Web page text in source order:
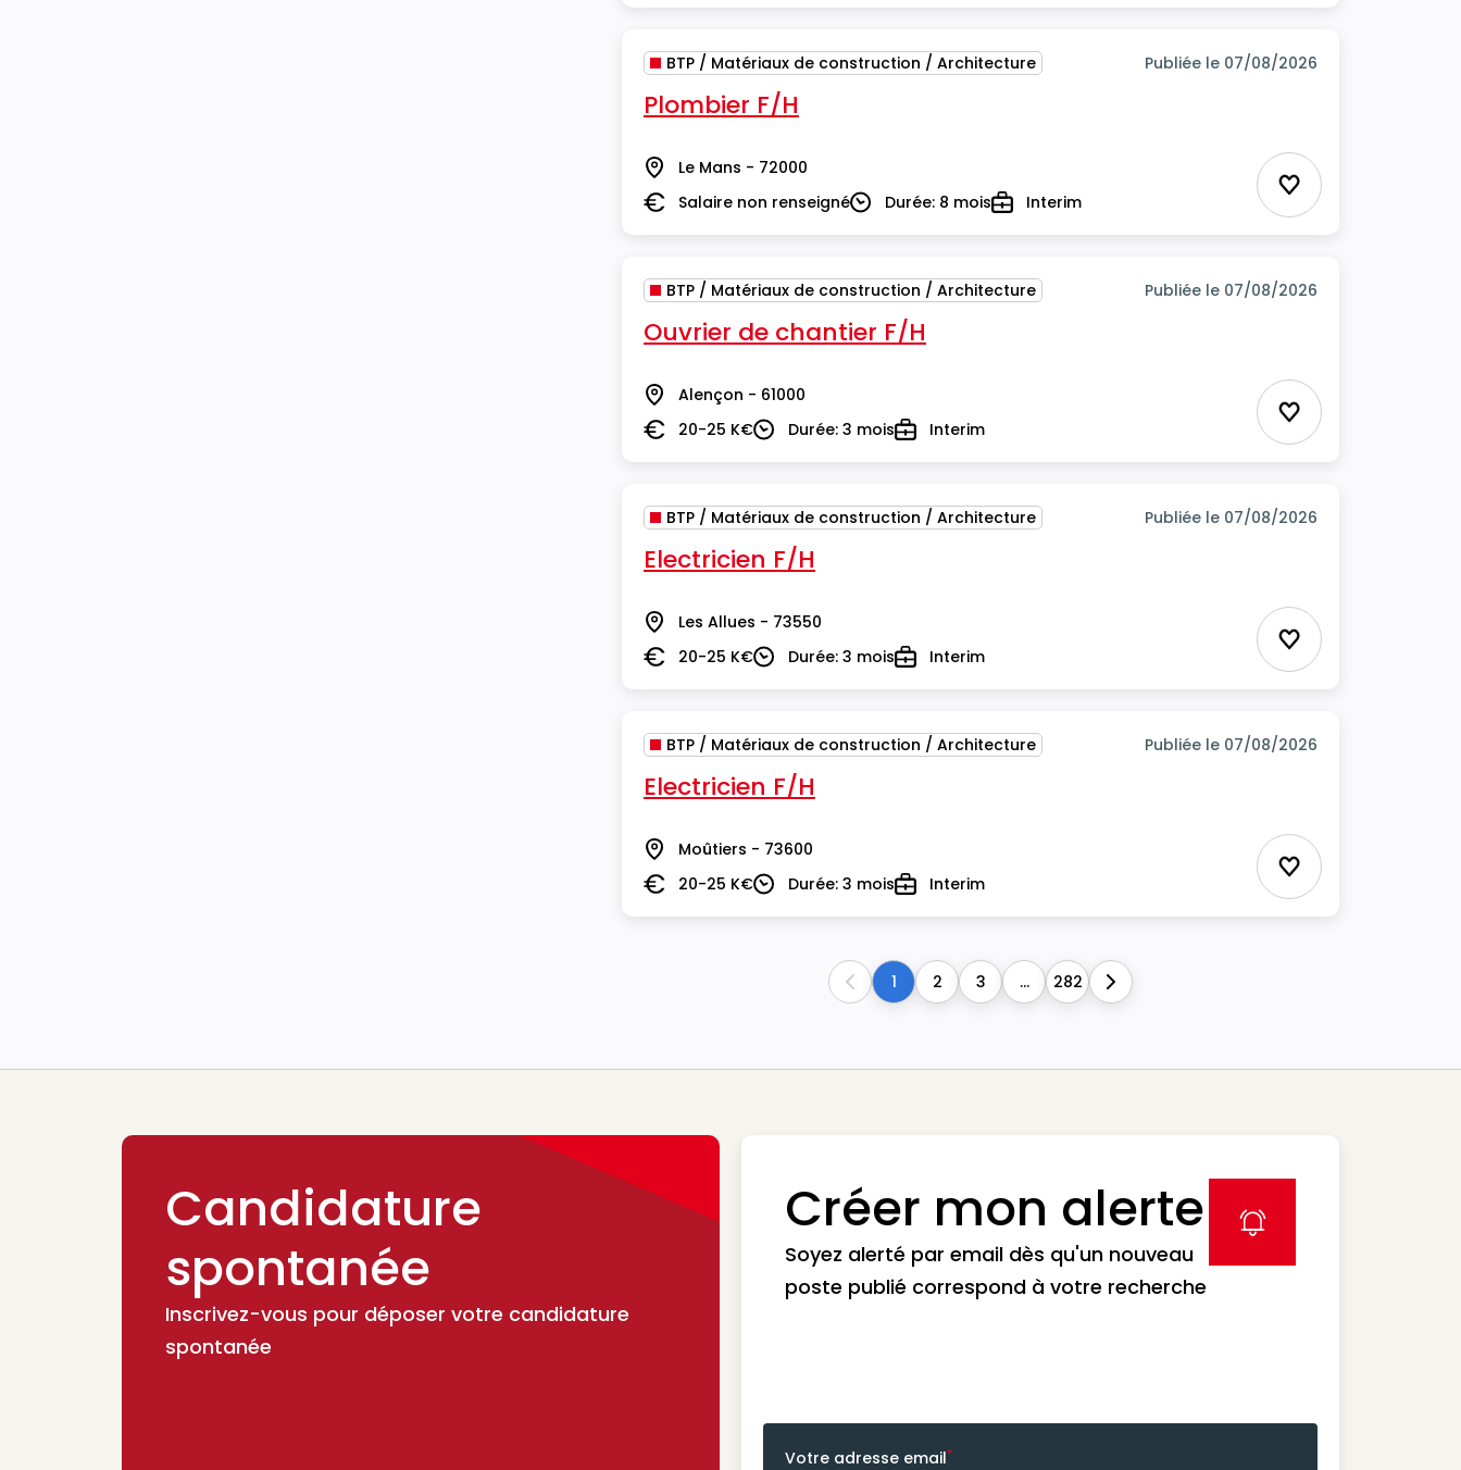
BTP / Matériaux de construction / Architecture Publiée le 07/08/2026
Plombier F/H
Lieu Le Mans - 72000
SalaireSalaire non renseignéDuréeDurée: 8 moisTypeInterim Ajouter aux
BTP / Matériaux de construction / Architecture Publiée le 07/08/2026
Ouvrier de chantier F/H
Lieu Alençon - 61000
Salaire20-25 K€DuréeDurée: 3 moisTypeInterim Ajouter aux
BTP / Matériaux de construction / Architecture Publiée le 07/08/2026
Electricien F/H
Lieu Les Allues - 73550
Salaire20-25 K€DuréeDurée: 3 moisTypeInterim Ajouter aux
BTP / Matériaux de construction / Architecture Publiée le 07/08/2026
Electricien F/H
Lieu Moûtiers - 73600
Salaire20-25 K€DuréeDurée: 3 moisTypeInterim Ajouter aux
Previous
1 2 3 ... 282 Next
Candidature
spontanée
Inscrivez-vous pour déposer votre candidature
spontanée
Créer mon alerte
Soyez alerté par email dès qu'un nouveau
poste publié correspond à votre recherche
label icon
Votre adresse email*